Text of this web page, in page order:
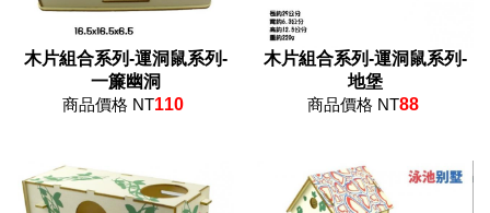
木片組合系列-運洞鼠系列-
一簾幽洞
商品價格 NT110
木片組合系列-運洞鼠系列-
地堡
商品價格 NT88